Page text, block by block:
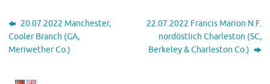
20.07.2022 Manchester,
Cooler Branch (GA,
Meriwether Co.)
22.07.2022 Francis Marion N.F.
nordöstlich Charleston (SC,
Berkeley & Charleston Co.)